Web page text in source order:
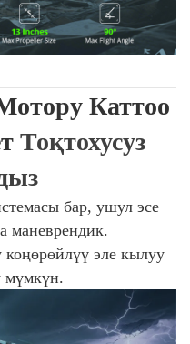
Каттоо
Тоқтохусуз
бар, ушул эсе
маневрендик.
эле кылуу
мүмкүн.